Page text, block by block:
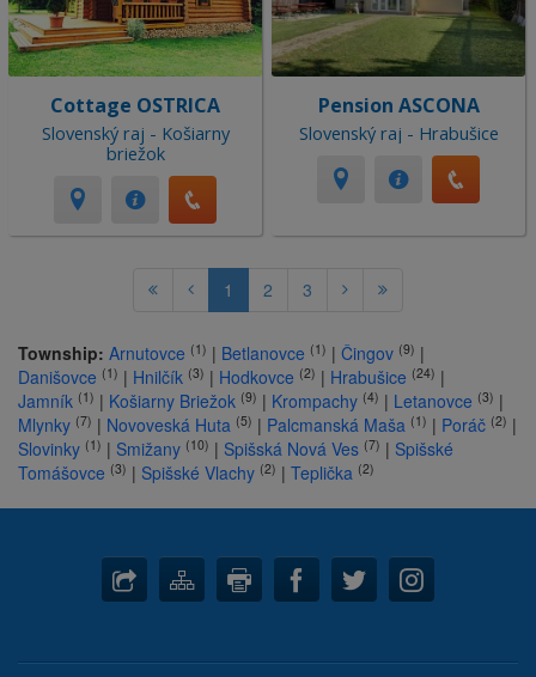
Cottage OSTRICA
Slovenský raj - Košiarny
briežok
Pension ASCONA
Slovenský raj - Hrabušice
1 2 3
Township: Arnutovce (1) | Betlanovce (1) | Čingov (9) |
Danišovce (1) | Hnilčík (3) | Hodkovce (2) | Hrabušice (24) |
Jamník (1) | Košiarny Briežok (9) | Krompachy (4) | Letanovce (3) |
Mlynky (7) | Novoveská Huta (5) | Palcmanská Maša (1) | Poráč (2) |
Slovinky (1) | Smižany (10) | Spišská Nová Ves (7) | Spišské
Tomášovce (3) | Spišské Vlachy (2) | Teplička (2)